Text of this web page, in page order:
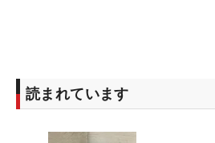
読まれています